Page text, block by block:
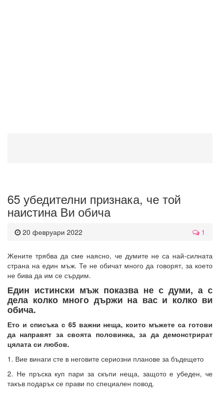
65 убедителни признака, че той
наистина Ви обича
20 февруари 2022 1
Жените трябва да сме наясно, че думите не са най-силната
страна на един мъж. Те не обичат много да говорят, за което
не бива да им се сърдим.
Един истински мъж показва не с думи, а с
дела колко много държи на вас и колко ви
обича.
Ето и списъка с 65 важни неща, които мъжете са готови
да направят за своята половинка, за да демонстрират
цялата си любов.
1. Вие винаги сте в неговите сериозни планове за бъдещето
2. Не пръска куп пари за скъпи неща, защото е убеден, че
такъв подарък се прави по специален повод.